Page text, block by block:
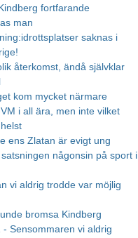
fortfarande
man
saknas i
återkomst, ändå självklar
kom mycket närmare
i all ära, men inte vilket
ens Zlatan är evigt ung
någonsin på sport i
vi aldrig trodde var möjlig
bromsa Kindberg
- Sensommaren vi aldrig